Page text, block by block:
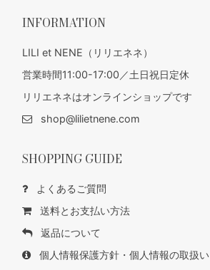
INFORMATION
LILI et NENE（リリエネネ）
営業時間11:00-17:00／土日祝日定休
リリエネネはオンラインショップです
shop@lilietnene.com
SHOPPING GUIDE
よくあるご質問
送料とお支払い方法
返品について
個人情報保護方針・個人情報の取扱い